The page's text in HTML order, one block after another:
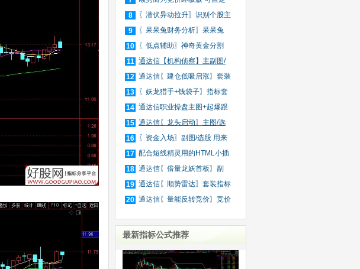
义
8
〖潜伏异动拉升〗识别个股主
力
9
〖呆呆兔财务分析〗呆呆兔
F10
10
〖低点辅助〗神奇黄金分割
+趋
11 通达信【机构侦察】主副图/
选
12 通达信〖建仓低吸启涨〗套装
指
13
〖妖龙猎手+钱袋子〗指标套
装
14 通达信职业操盘主图+起爆跟
庄
15 通达信〖龙头启动〗主图/选
股
16
〖资金入场〗副图/选股 用来
抓
17 配合短线精灵用的HTML小插
件
18 通达信〖倍量龙妖首板〗副
图/
19 通达信〖顺势雷达〗套装指标
20 通达信〖量能反转竞价〗竞价
最新指标公式推荐